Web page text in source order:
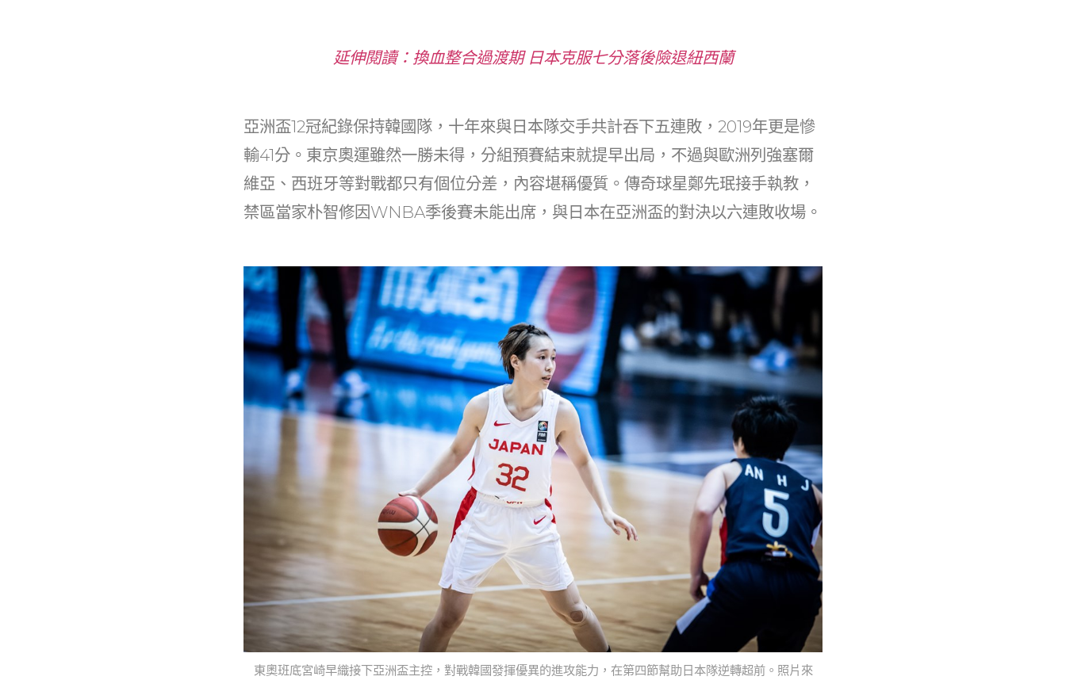
延伸閱讀：換血整合過渡期 日本克服七分落後險退紐西蘭
亞洲盃12冠紀錄保持韓國隊，十年來與日本隊交手共計吞下五連敗，2019年更是慘
輸41分。東京奧運雖然一勝未得，分組預賽結束就提早出局，不過與歐洲列強塞爾
維亞、西班牙等對戰都只有個位分差，內容堪稱優質。傳奇球星鄭先珉接手執教，
禁區當家朴智修因WNBA季後賽未能出席，與日本在亞洲盃的對決以六連敗收場。
東奧班底宮崎早織接下亞洲盃主控，對戰韓國發揮優異的進攻能力，在第四節幫助日本隊逆轉超前。照片來